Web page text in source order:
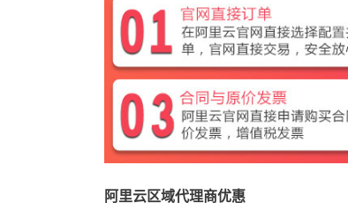
阿里云区域代理商优惠